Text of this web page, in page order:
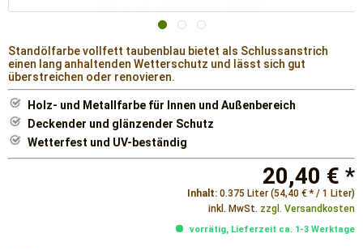
Standölfarbe vollfett taubenblau bietet als Schlussanstrich
einen lang anhaltenden Wetterschutz und lässt sich gut
überstreichen oder renovieren.
Holz- und Metallfarbe für Innen und Außenbereich
Deckender und glänzender Schutz
Wetterfest und UV-beständig
20,40 € *
Inhalt: 0.375 Liter (54,40 € * / 1 Liter)
inkl. MwSt. zzgl. Versandkosten
vorrätig, Lieferzeit ca. 1-3 Werktage